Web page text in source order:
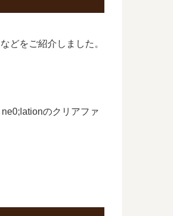
どをご紹介しました。
のクリアファ